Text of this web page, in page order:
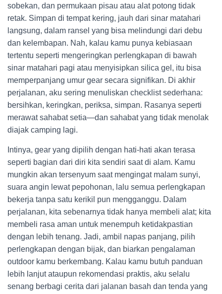
sobekan, dan permukaan pisau atau alat potong tidak
retak. Simpan di tempat kering, jauh dari sinar matahari
langsung, dalam ransel yang bisa melindungi dari debu
dan kelembapan. Nah, kalau kamu punya kebiasaan
tertentu seperti mengeringkan perlengkapan di bawah
sinar matahari pagi atau menyisipkan silica gel, itu bisa
memperpanjang umur gear secara signifikan. Di akhir
perjalanan, aku sering menuliskan checklist sederhana:
bersihkan, keringkan, periksa, simpan. Rasanya seperti
merawat sahabat setia—dan sahabat yang tidak menolak
diajak camping lagi.
Intinya, gear yang dipilih dengan hati-hati akan terasa
seperti bagian dari diri kita sendiri saat di alam. Kamu
mungkin akan tersenyum saat mengingat malam sunyi,
suara angin lewat pepohonan, lalu semua perlengkapan
bekerja tanpa satu kerikil pun mengganggu. Dalam
perjalanan, kita sebenarnya tidak hanya membeli alat; kita
membeli rasa aman untuk menempuh ketidakpastian
dengan lebih tenang. Jadi, ambil napas panjang, pilih
perlengkapan dengan bijak, dan biarkan pengalaman
outdoor kamu berkembang. Kalau kamu butuh panduan
lebih lanjut ataupun rekomendasi praktis, aku selalu
senang berbagi cerita dari jalanan basah dan tenda yang